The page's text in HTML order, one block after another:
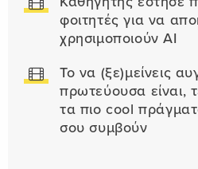
φοιτητές για να
χρησιμοποιούν AI
Το να (ξε)μείνεις
πρωτεύουσα είναι,
τα πιο cool
σου συμβούν